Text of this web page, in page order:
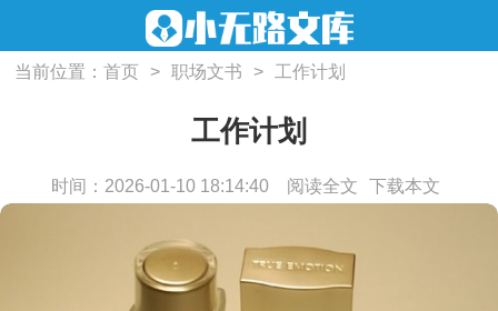
当前位置：首页 > 职场文书 > 工作计划
工作计划
时间：2026-01-10 18:14:40 阅读全文 下载本文